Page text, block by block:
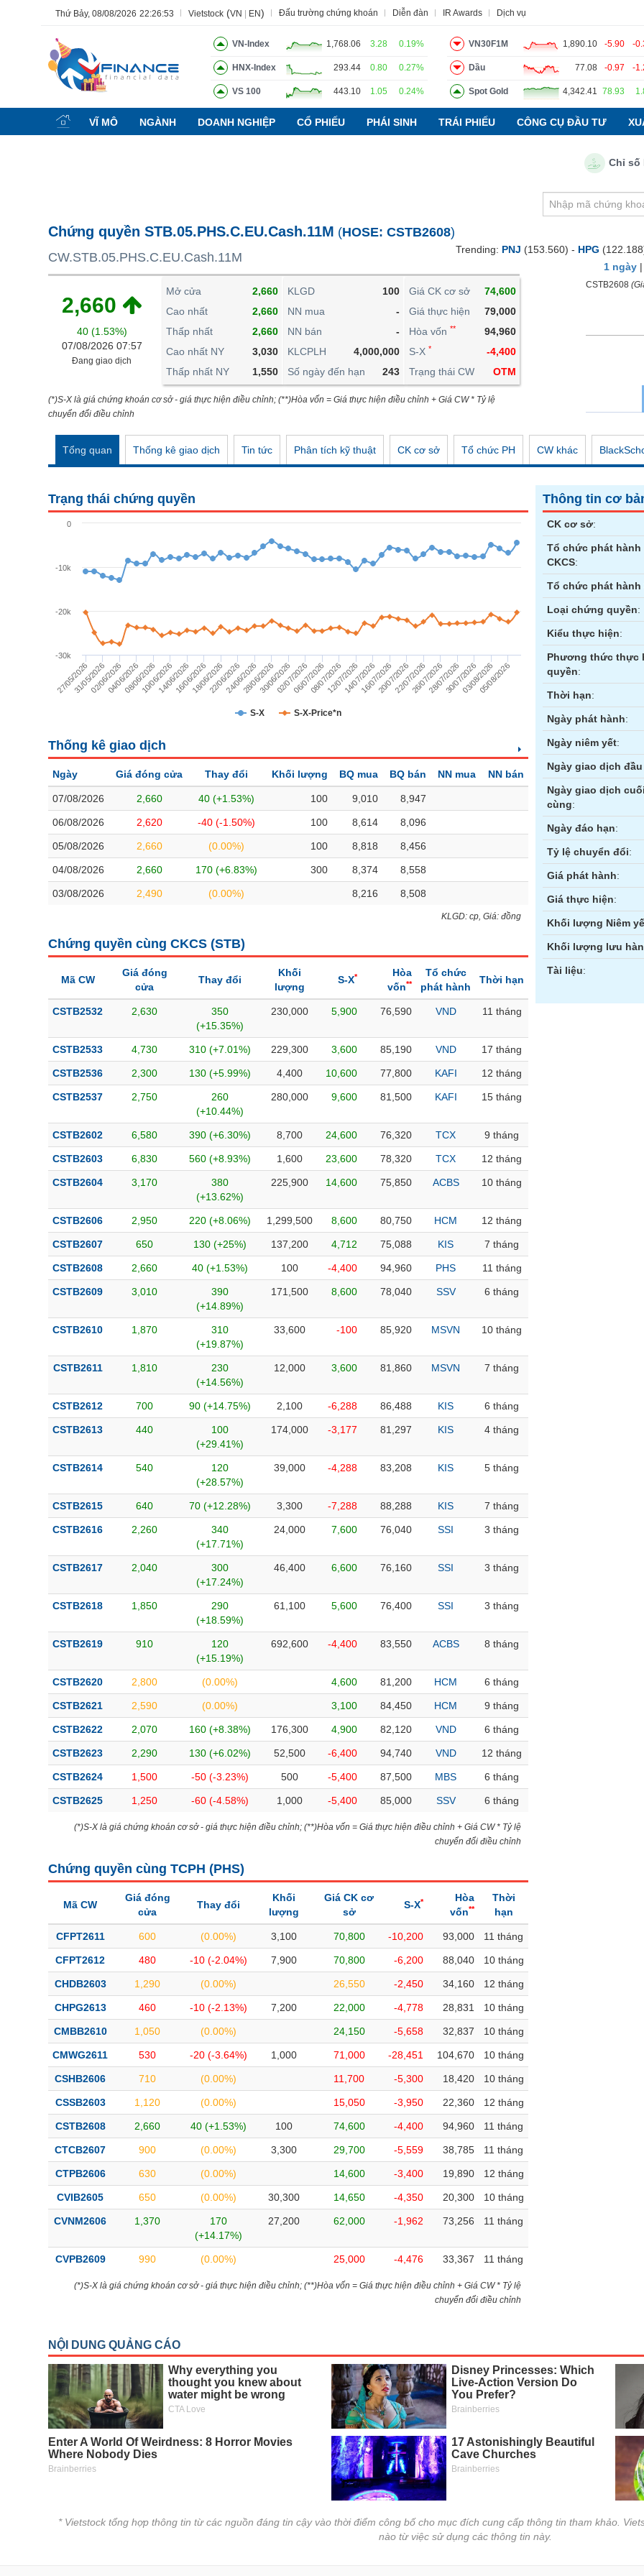
Thứ Bảy, 08/08/2026 22:26:54 Vietstock (VN EN) Đấu trường chứng khoán Diễn đàn IR Awards Dịch vụ
VN-Index 1,768.06 3.28 0.19%
HNX-Index 293.44 0.80 0.27%
VS 100 443.10 1.05 0.24%
VN30F1M 1,890.10 -5.90 -
Dầu 77.08 -0.97 -
Spot Gold 4,342.41 78.93
VĨ MÔ NGÀNH DOANH NGHIỆP CỔ PHIẾU PHÁI SINH TRÁI PHIẾU CÔNG CỤ ĐẦU TƯ
Chỉ số PMI
Chứng quyền STB.05.PHS.C.EU.Cash.11M (HOSE: CSTB2608)
CW.STB.05.PHS.C.EU.Cash.11M
2,660
40 (1.53%)
07/08/2026 07:57
Đang giao dịch
Mở cửa
2,660
Cao nhất
2,660
Thấp nhất
2,660
Cao nhất NY
3,030
Thấp nhất NY
1,550
KLGD
100
NN mua
-
NN bán
-
KLCPLH
4,000,000
Số ngày đến hạn
243
Giá CK cơ sở
74,600
Giá thực hiện
79,000
Hòa vốn **
94,960
S-X *
-4,400
Trạng thái CW
OTM
(*)S-X là giá chứng khoán cơ sở - giá thực hiện điều chỉnh; (**)Hòa vốn = Giá thực hiện điều chỉnh + Giá CW * Tỷ lệ
chuyển đổi điều chỉnh
Trending: PNJ (153.560) - HPG
1 ngày |
CSTB2608
Tổng quan Thống kê giao dịch Tin tức Phân tích kỹ thuật CK cơ sở Tổ chức PH CW khác
Trạng thái chứng quyền
S-X S-X-Price*n
27/05/2026
31/05/202602/06/202604/06/202608/06/202610/06/202614/06/202616/06/202618/06/202622/06/202624/06/202628/06/202630/06/202602/07/202606/07/202608/07/202612/07/202614/07/202616/07/202620/07/202622/07/202626/07/202628/07/202630/07/202603/08/202605/08/2026
-30k
-20k
-10k
0
Thống kê giao dịch
Ngày Giá đóng cửa Thay đổi Khối lượng BQ mua BQ bán NN mua NN bán
07/08/2026 2,660 40 (+1.53%) 100 9,010 8,947
06/08/2026 2,620 -40 (-1.50%) 100 8,614 8,096
05/08/2026 2,660 (0.00%) 100 8,818 8,456
04/08/2026 2,660 170 (+6.83%) 300 8,374 8,558
03/08/2026 2,490 (0.00%) 8,216 8,508
KLGD: cp, Giá: đồng
Chứng quyền cùng CKCS (STB)
Mã CW
Giá đóng
cửa
Thay đổi
Khối
lượng
S-X*
Hòa
vốn**
Tổ chức
phát hành
Thời hạn
CSTB2532 2,630
350
(+15.35%)
230,000 5,900 76,590 VND 11 tháng
CSTB2533 4,730 310 (+7.01%) 229,300 3,600 85,190 VND 17 tháng
CSTB2536 2,300 130 (+5.99%) 4,400 10,600 77,800 KAFI 12 tháng
CSTB2537 2,750
260
(+10.44%)
280,000 9,600 81,500 KAFI 15 tháng
CSTB2602 6,580 390 (+6.30%) 8,700 24,600 76,320 TCX 9 tháng
CSTB2603 6,830 560 (+8.93%) 1,600 23,600 78,320 TCX 12 tháng
CSTB2604 3,170
380
(+13.62%)
225,900 14,600 75,850 ACBS 10 tháng
CSTB2606 2,950 220 (+8.06%) 1,299,500 8,600 80,750 HCM 12 tháng
CSTB2607 650 130 (+25%) 137,200 4,712 75,088 KIS 7 tháng
CSTB2608 2,660 40 (+1.53%) 100 -4,400 94,960 PHS 11 tháng
CSTB2609 3,010
390
(+14.89%)
171,500 8,600 78,040 SSV 6 tháng
CSTB2610 1,870
310
(+19.87%)
33,600 -100 85,920 MSVN 10 tháng
CSTB2611 1,810
230
(+14.56%)
12,000 3,600 81,860 MSVN 7 tháng
CSTB2612 700 90 (+14.75%) 2,100 -6,288 86,488 KIS 6 tháng
CSTB2613 440
100
(+29.41%)
174,000 -3,177 81,297 KIS 4 tháng
CSTB2614 540
120
(+28.57%)
39,000 -4,288 83,208 KIS 5 tháng
CSTB2615 640 70 (+12.28%) 3,300 -7,288 88,288 KIS 7 tháng
CSTB2616 2,260
340
(+17.71%)
24,000 7,600 76,040 SSI 3 tháng
CSTB2617 2,040
300
(+17.24%)
46,400 6,600 76,160 SSI 3 tháng
CSTB2618 1,850
290
(+18.59%)
61,100 5,600 76,400 SSI 3 tháng
CSTB2619 910
120
(+15.19%)
692,600 -4,400 83,550 ACBS 8 tháng
CSTB2620 2,800 (0.00%) 4,600 81,200 HCM 6 tháng
CSTB2621 2,590 (0.00%) 3,100 84,450 HCM 9 tháng
CSTB2622 2,070 160 (+8.38%) 176,300 4,900 82,120 VND 6 tháng
CSTB2623 2,290 130 (+6.02%) 52,500 -6,400 94,740 VND 12 tháng
CSTB2624 1,500 -50 (-3.23%) 500 -5,400 87,500 MBS 6 tháng
CSTB2625 1,250 -60 (-4.58%) 1,000 -5,400 85,000 SSV 6 tháng
(*)S-X là giá chứng khoán cơ sở - giá thực hiện điều chỉnh; (**)Hòa vốn = Giá thực hiện điều chỉnh + Giá CW * Tỷ lệ
chuyển đổi điều chỉnh
Chứng quyền cùng TCPH (PHS)
Mã CW
Giá đóng
cửa
Thay đổi
Khối
lượng
Giá CK cơ
sở
S-X*
Hòa
vốn**
Thời
hạn
CFPT2611 600 (0.00%) 3,100 70,800 -10,200 93,000 11 tháng
CFPT2612 480 -10 (-2.04%) 7,900 70,800 -6,200 88,040 10 tháng
CHDB2603 1,290 (0.00%) 26,550 -2,450 34,160 12 tháng
CHPG2613 460 -10 (-2.13%) 7,200 22,000 -4,778 28,831 10 tháng
CMBB2610 1,050 (0.00%) 24,150 -5,658 32,837 10 tháng
CMWG2611 530 -20 (-3.64%) 1,000 71,000 -28,451 104,670 10 tháng
CSHB2606 710 (0.00%) 11,700 -5,300 18,420 10 tháng
CSSB2603 1,120 (0.00%) 15,050 -3,950 22,360 12 tháng
CSTB2608 2,660 40 (+1.53%) 100 74,600 -4,400 94,960 11 tháng
CTCB2607 900 (0.00%) 3,300 29,700 -5,559 38,785 11 tháng
CTPB2606 630 (0.00%) 14,600 -3,400 19,890 12 tháng
CVIB2605 650 (0.00%) 30,300 14,650 -4,350 20,300 10 tháng
CVNM2606 1,370
170
(+14.17%)
27,200 62,000 -1,962 73,256 11 tháng
CVPB2609 990 (0.00%) 25,000 -4,476 33,367 11 tháng
(*)S-X là giá chứng khoán cơ sở - giá thực hiện điều chỉnh; (**)Hòa vốn = Giá thực hiện điều chỉnh + Giá CW * Tỷ lệ
chuyển đổi điều chỉnh
Thông tin cơ
CK cơ sở:
Tổ chức phát hành
CKCS:
Tổ chức phát hành
Loại chứng quyền:
Kiểu thực hiện:
Phương thức thực
quyền:
Thời hạn:
Ngày phát hành:
Ngày niêm yết:
Ngày giao dịch
Ngày giao dịch cuối
cùng:
Ngày đáo hạn:
Tỷ lệ chuyển đổi:
Giá phát hành:
Giá thực hiện:
Khối lượng Niêm
Khối lượng lưu
Tài liệu:
* Vietstock tổng hợp thông tin từ các nguồn đáng tin cậy vào thời điểm công bố cho mục đích cung cấp thông tin tham khảo.
nào từ việc sử dụng các thông tin này.
Tính năng Ngành Mã chứng khoán Lãnh đạo Tin tức Báo cáo phân tích Thuật ngữ Dịch vụ
BẤT ĐỘNG SẢN
TÀI CHÍNH
KINH TẾ
THẾ GIỚI
ĐÔNG DƯƠNG
PHÂN TÍCH
PHÁI SINH
TRÁI PHIẾU
CÔNG CỤ ĐẦU TƯ
XUẤT DỮ LIỆU
TIN MỚI
VS-SECTOR
NGUYÊN VẬT LIỆU
TIÊU DÙNG KHÔNG THIẾT YẾU
CHĂM SÓC SỨC KHỎE
TÀI CHÍNH
CÔNG NGHỆ THÔNG TIN
BẤT ĐỘNG SẢN
Mã chứng khoán
Cổ phiếu Chỉ số Chứng chỉ quỹ Chứng quyền Hợp đồng tương lai
Lãnh đạo(-)
Người nội bộ Người liên quan
Bài viết của tác giả(-)
Thuật ngữ(-)
Đào tạo
Sách tài chính
Truyền thông tài chính
Dữ liệu tài chính